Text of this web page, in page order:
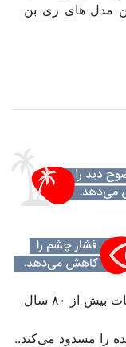
مدل های ری بن
عدسی‌های پلاریزه نتیجه نوآوری و تحقیقات بیش از ۸۰ سال